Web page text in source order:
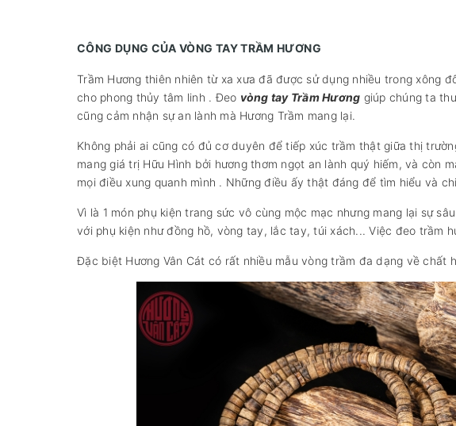
CÔNG DỤNG CỦA VÒNG TAY TRẦM HƯƠNG
Trầm Hương thiên nhiên từ xa xưa đã được sử dụng nhiều trong xông
cho phong thủy tâm linh . Đeo vòng tay Trầm Hương giúp chúng ta
cũng cảm nhận sự an lành mà Hương Trầm mang lại.
Không phải ai cũng có đủ cơ duyên để tiếp xúc trầm thật giữa thị
mang giá trị Hữu Hình bởi hương thơm ngọt an lành quý hiếm, và còn
mọi điều xung quanh mình . Những điều ấy thật đáng để tìm hiểu và
Vì là 1 món phụ kiện trang sức vô cùng mộc mạc nhưng mang lại sự
với phụ kiện như đồng hồ, vòng tay, lắc tay, túi xách... Việc đeo trầm
Đặc biệt Hương Vân Cát có rất nhiều mẫu vòng trầm đa dạng về chất